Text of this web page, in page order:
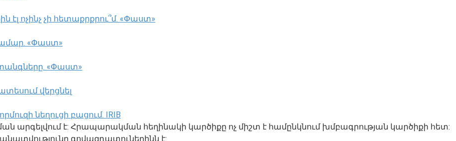
էլ ոչինչ չի հետաքրքրու՞մ. «Փաստ»
«Փաստ»
«Փաստ»
վերցնել
նեղուցի բացում. IRIB
արգելվում է: Հրապարակման հեղինակի կարծիքը ոչ միշտ է համընկնում խմբագրության կարծիքի հետ:
գովազդատուներինն է: